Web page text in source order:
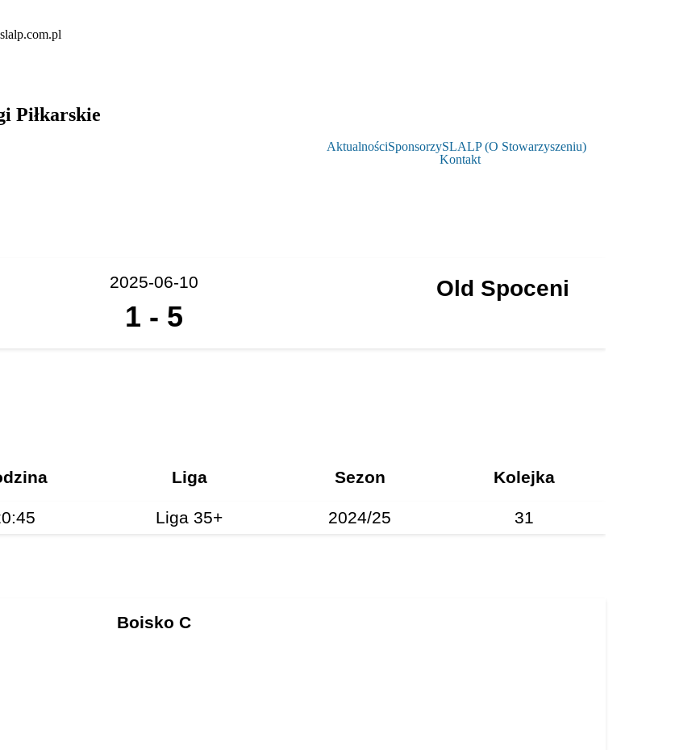
Piłkarskie
AktualnościSponsorzySLALP (O Stowarzyszeniu)
Kontakt
Old Spoceni
2025-06-10
1 - 5
Liga Sezon Kolejka
Liga 35+ 2024/25 31
Boisko C